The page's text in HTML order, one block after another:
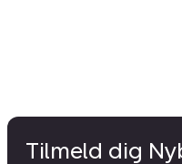
Tilmeld dig